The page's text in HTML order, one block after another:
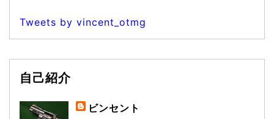
Tweets by vincent_otmg
自己紹介
ビンセント